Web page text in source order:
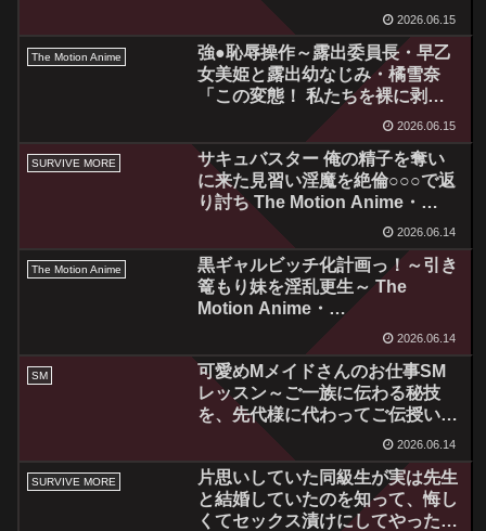
Motion Anime・
h_1261amcp00068
2026.06.15
The Motion Anime
強●恥辱操作～露出委員長・早乙
女美姫と露出幼なじみ・橘雪奈
「この変態！ 私たちを裸に剥い
て童貞男達の前に晒すなん
て……！処女なのに！！」～ The
Motion Anime 【後編】・
h_1322sgcp00004
2026.06.15
SURVIVE MORE
サキュバスター 俺の精子を奪い
に来た見習い淫魔を絶倫○○○で返
り討ち The Motion Anime・
h_1261amcp00069
2026.06.14
The Motion Anime
黒ギャルビッチ化計画っ！～引き
篭もり妹を淫乱更生～ The
Motion Anime・
h_1262amcp00070
2026.06.14
SM
可愛めMメイドさんのお仕事SM
レッスン～ご一族に伝わる秘技
を、先代様に代わってご伝授いた
します～ The Motion Anime・
h_1262amcp00071
2026.06.14
SURVIVE MORE
片思いしていた同級生が実は先生
と結婚していたのを知って、悔し
くてセックス漬けにしてやった